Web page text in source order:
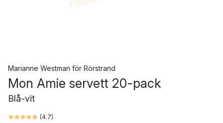
Marianne Westman för Rörstrand
Mon Amie servett 20-pack
Blå-vit
(4.7)